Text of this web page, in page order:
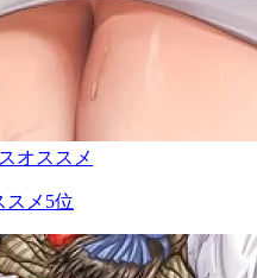
オススメ
スメ5位